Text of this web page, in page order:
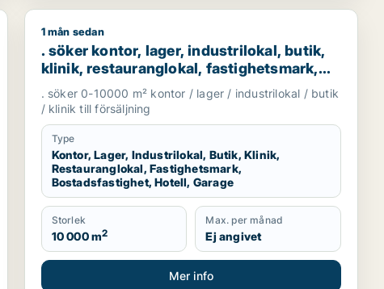
Göteborg eller Askim-Frölunda-Högsbo m.fl.
till salu i Göteborg
. söker kontor, lager, industrilokal, butik, klinik,
1 mån sedan
. söker kontor, lager, industrilokal, butik,
klinik, restauranglokal, fastighetsmark,
bostadsfastighet, hotell eller garage till
salu i Göteborg
. söker 0-10000 m² kontor / lager / industrilokal / butik
/ klinik till försäljning
Type
Kontor, Lager, Industrilokal, Butik, Klinik,
Restauranglokal, Fastighetsmark,
Bostadsfastighet, Hotell, Garage
Storlek
10 000 m2
Max. per månad
Ej angivet
Mer info